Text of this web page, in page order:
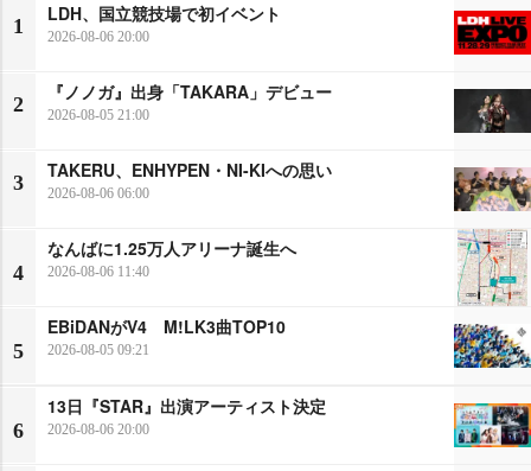
1
LDH、国立競技場で初イベント
2026-08-06 20:00
2
『ノノガ』出身「TAKARA」デビュー
2026-08-05 21:00
3
TAKERU、ENHYPEN・NI-KIへの思い
2026-08-06 06:00
4
なんばに1.25万人アリーナ誕生へ
2026-08-06 11:40
5
EBiDANがV4 M!LK3曲TOP10
2026-08-05 09:21
6
13日『STAR』出演アーティスト決定
2026-08-06 20:00